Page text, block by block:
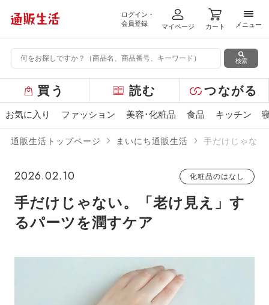
ログイン・
会員登録
マイページ カート
メ
メニュー
検索
ー
バ
買う 読む つながる
お気に入り ファッション 美容･化粧品 食品 キッチン
通販生活トップページ まいにち通販生活 手だけじゃな
2026.02.10 化粧品のはなし
手だけじゃない。「老け見え」す
るパーツを潤すケア